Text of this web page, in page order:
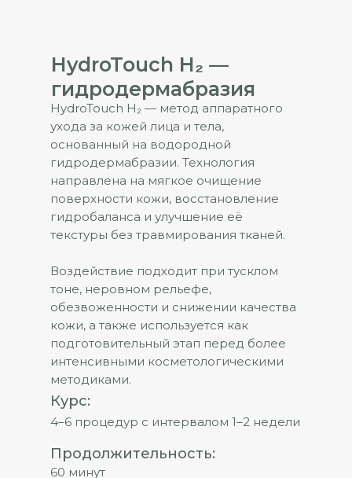
HydroTouch H₂ —
гидродермабразия
HydroTouch H₂ — метод аппаратного
ухода за кожей лица и тела,
основанный на водородной
гидродермабразии. Технология
направлена на мягкое очищение
поверхности кожи, восстановление
гидробаланса и улучшение её
текстуры без травмирования тканей.
Воздействие подходит при тусклом
тоне, неровном рельефе,
обезвоженности и снижении качества
кожи, а также используется как
подготовительный этап перед более
интенсивными косметологическими
методиками.
60 минут
Продолжительность:
4–6 процедур с интервалом 1–2 недели
Курс: